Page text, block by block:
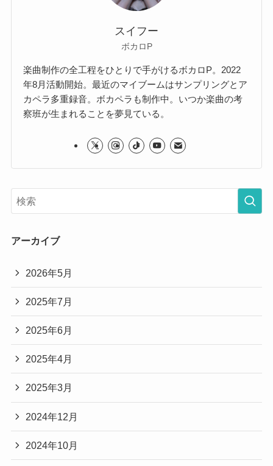
スイフー
ボカロP
楽曲制作の全工程をひとりで手がけるボカロP。2022
年8月活動開始。最近のマイブームはサンプリングとア
カペラ多重録音。ボカペラも制作中。いつか楽曲の考
察班が生まれることを夢見ている。
アーカイブ
2026年5月
2025年7月
2025年6月
2025年4月
2025年3月
2024年12月
2024年10月